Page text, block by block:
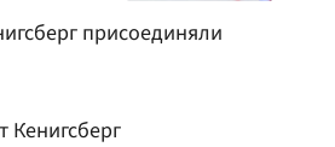
присоединяли
Кенигсберг